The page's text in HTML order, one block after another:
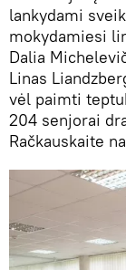
lankydami
mokydamiesi
Dalia
Linas
vėl paimti
204 senjorai
Račkauskaite